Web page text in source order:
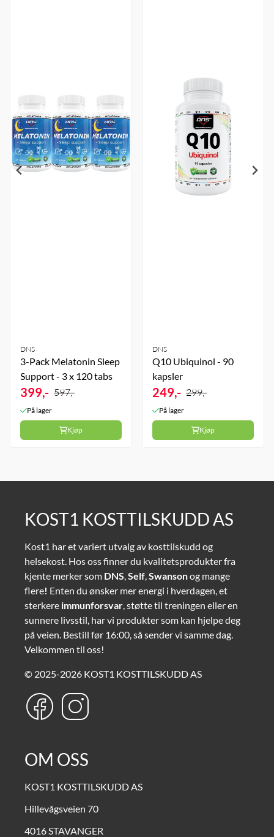
DNS
3-Pack Melatonin Sleep
Support - 3 x 120 tabs
399,- 597,-
På lager
Kjøp
DNS
Q10 Ubiquinol - 90
kapsler
249,- 299,-
På lager
Kjøp
KOST1 KOSTTILSKUDD AS
Kost1 har et variert utvalg av kosttilskudd og
helsekost. Hos oss finner du kvalitetsprodukter fra
kjente merker som DNS Self Swansonog mange
flere! Enten du ønsker mer energi i hverdagen, et
sterkere immunforsvar , støtte til treningen eller en
sunnere livsstil, har vi produkter som kan hjelpe deg
på veien. Bestill før 16:00, så sender vi samme dag.
Velkommen til oss!
© 2025-2026 KOST1 KOSTTILSKUDD AS
OM OSS
KOST1 KOSTTILSKUDD AS
Hillevågsveien 70
4016 STAVANGER